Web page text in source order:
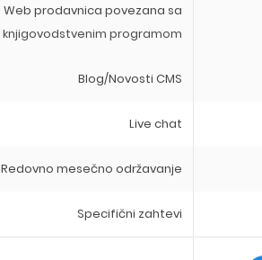
Web prodavnica povezana sa
knjigovodstvenim programom
Blog/Novosti CMS
Live chat
Redovno mesečno održavanje
Specifični zahtevi